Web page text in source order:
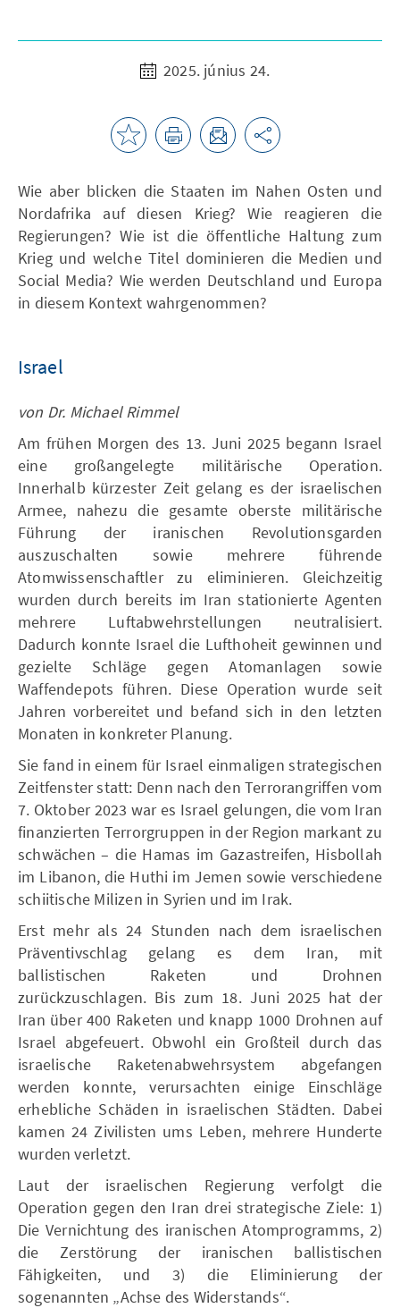
2025. június 24.
Wie aber blicken die Staaten im Nahen Osten und
Nordafrika auf diesen Krieg? Wie reagieren die
Regierungen? Wie ist die öffentliche Haltung zum
Krieg und welche Titel dominieren die Medien und
Social Media? Wie werden Deutschland und Europa
in diesem Kontext wahrgenommen?
Israel
von Dr. Michael Rimmel
Am frühen Morgen des 13. Juni 2025 begann Israel
eine großangelegte militärische Operation.
Innerhalb kürzester Zeit gelang es der israelischen
Armee, nahezu die gesamte oberste militärische
Führung der iranischen Revolutionsgarden
auszuschalten sowie mehrere führende
Atomwissenschaftler zu eliminieren. Gleichzeitig
wurden durch bereits im Iran stationierte Agenten
mehrere Luftabwehrstellungen neutralisiert.
Dadurch konnte Israel die Lufthoheit gewinnen und
gezielte Schläge gegen Atomanlagen sowie
Waffendepots führen. Diese Operation wurde seit
Jahren vorbereitet und befand sich in den letzten
Monaten in konkreter Planung.
Sie fand in einem für Israel einmaligen strategischen
Zeitfenster statt: Denn nach den Terrorangriffen vom
7. Oktober 2023 war es Israel gelungen, die vom Iran
finanzierten Terrorgruppen in der Region markant zu
schwächen – die Hamas im Gazastreifen, Hisbollah
im Libanon, die Huthi im Jemen sowie verschiedene
schiitische Milizen in Syrien und im Irak.
Erst mehr als 24 Stunden nach dem israelischen
Präventivschlag gelang es dem Iran, mit
ballistischen Raketen und Drohnen
zurückzuschlagen. Bis zum 18. Juni 2025 hat der
Iran über 400 Raketen und knapp 1000 Drohnen auf
Israel abgefeuert. Obwohl ein Großteil durch das
israelische Raketenabwehrsystem abgefangen
werden konnte, verursachten einige Einschläge
erhebliche Schäden in israelischen Städten. Dabei
kamen 24 Zivilisten ums Leben, mehrere Hunderte
wurden verletzt.
Laut der israelischen Regierung verfolgt die
Operation gegen den Iran drei strategische Ziele: 1)
Die Vernichtung des iranischen Atomprogramms, 2)
die Zerstörung der iranischen ballistischen
Fähigkeiten, und 3) die Eliminierung der
sogenannten „Achse des Widerstands“.